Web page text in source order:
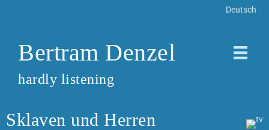
Deutsch
Bertram Denzel
hardly listening
Sklaven und Herren